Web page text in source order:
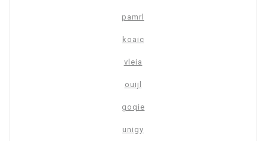
pamrl
koaic
vleia
ouijl
goqie
unigy